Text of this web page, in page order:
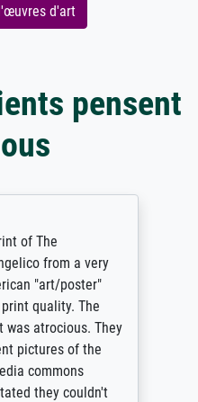
d'art
pensent
of The
from a very
"art/poster"
quality. The
atrocious. They
pictures of the
commons
they couldn't